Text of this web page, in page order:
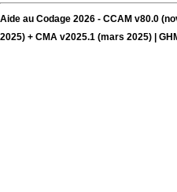
Aide au Codage 2026 - CCAM v80.0
2025) + CMA v2025.1 (mars 2025) |